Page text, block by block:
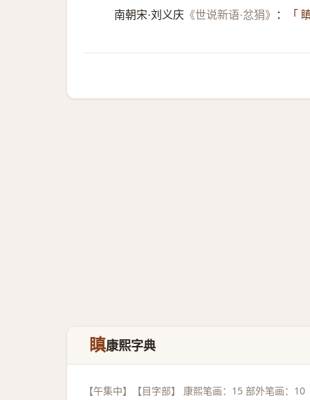
南朝宋·刘义庆 《世说新语·忿狷》 ： 「
瞋康熙字典
【午集中】【目字部】 康熙笔画：15 部外笔画：10